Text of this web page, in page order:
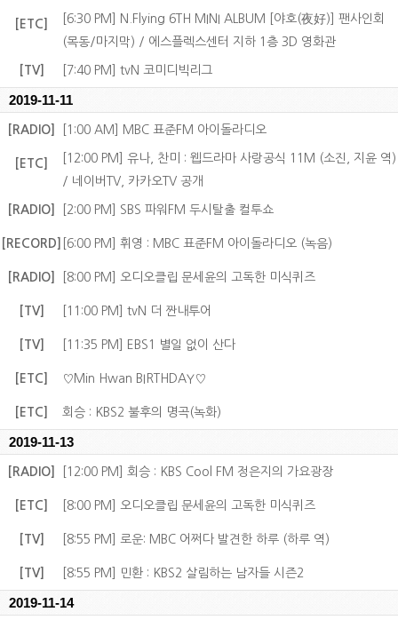
[ETC]
[6:30 PM] N.Flying 6TH MINI ALBUM [야호(夜好)] 팬사인회
(목동/마지막) / 에스플렉스센터 지하 1층 3D 영화관
[TV] [7:40 PM] tvN 코미디빅리그
2019-11-11
[RADIO] [1:00 AM] MBC 표준FM 아이돌라디오
[ETC]
[12:00 PM] 유나, 찬미 : 웹드라마 사랑공식 11M (소진, 지윤 역)
/ 네이버TV, 카카오TV 공개
[RADIO] [2:00 PM] SBS 파워FM 두시탈출 컬투쇼
[RECORD] [6:00 PM] 휘영 : MBC 표준FM 아이돌라디오 (녹음)
[RADIO] [8:00 PM] 오디오클립 문세윤의 고독한 미식퀴즈
[TV] [11:00 PM] tvN 더 짠내투어
[TV] [11:35 PM] EBS1 별일 없이 산다
[ETC] ♡Min Hwan BIRTHDAY♡
[ETC] 회승 : KBS2 불후의 명곡(녹화)
2019-11-13
[RADIO] [12:00 PM] 회승 : KBS Cool FM 정은지의 가요광장
[ETC] [8:00 PM] 오디오클립 문세윤의 고독한 미식퀴즈
[TV] [8:55 PM] 로운: MBC 어쩌다 발견한 하루 (하루 역)
[TV] [8:55 PM] 민환 : KBS2 살림하는 남자들 시즌2
2019-11-14